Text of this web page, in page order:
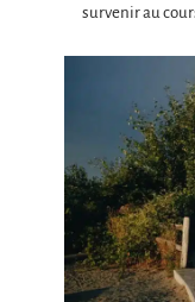
survenir au